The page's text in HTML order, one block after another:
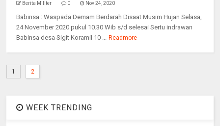
Berita Militer 0 Nov 24, 2020
Babinsa : Waspada Demam Berdarah Disaat Musim Hujan Selasa,
24 November 2020 pukul 10.30 Wib s/d selesai Sertu indrawan
Babinsa desa Sigit Koramil 10 ... Readmore
1 2
WEEK TRENDING